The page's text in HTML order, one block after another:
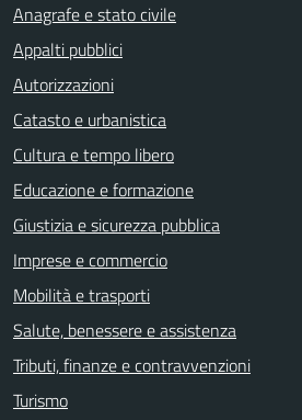
Anagrafe e stato civile
Appalti pubblici
Autorizzazioni
Catasto e urbanistica
Cultura e tempo libero
Educazione e formazione
Giustizia e sicurezza pubblica
Imprese e commercio
Mobilità e trasporti
Salute, benessere e assistenza
Tributi, finanze e contravvenzioni
Turismo